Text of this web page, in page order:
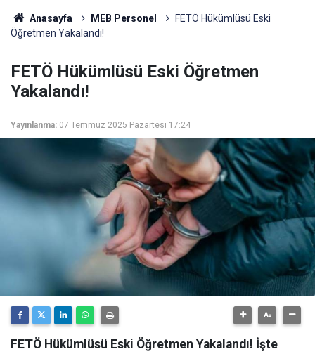
Anasayfa MEB Personel
FETÖ Hükümlüsü Eski
Öğretmen Yakalandı!
FETÖ Hükümlüsü Eski Öğretmen
Yakalandı!
Yayınlanma: 07 Temmuz 2025 Pazartesi 17:24
FETÖ Hükümlüsü Eski Öğretmen Yakalandı! İşte